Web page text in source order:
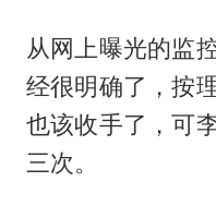
从网上曝光的监
经很明确了，按
也该收手了，可
三次。